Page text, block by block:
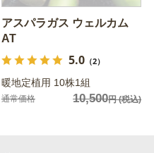
アスパラガス ウェルカム
AT
5.0（2）
暖地定植用 10株1組
通常価格 10,500円(税込)